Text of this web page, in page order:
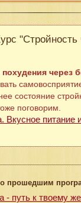
"Стройность
через
состояние
поговорим.
Вкусное питание
прошедшим
- путь к твоему